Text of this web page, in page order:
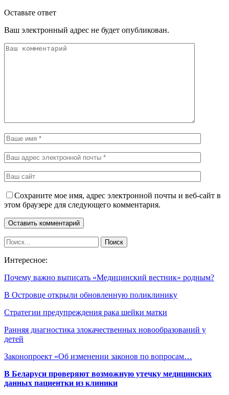
Оставьте ответ
Ваш электронный адрес не будет опубликован.
Сохраните мое имя, адрес электронной почты и веб-сайт в
этом браузере для следующего комментария.
Интересное:
Почему важно выписать «Медицинский вестник» родным?
В Островце открыли обновленную поликлинику
Стратегии предупреждения рака шейки матки
Ранняя диагностика злокачественных новообразований у
детей
Законопроект «Об изменении законов по вопросам…
В Беларуси проверяют возможную утечку медицинских
данных пациентки из клиники